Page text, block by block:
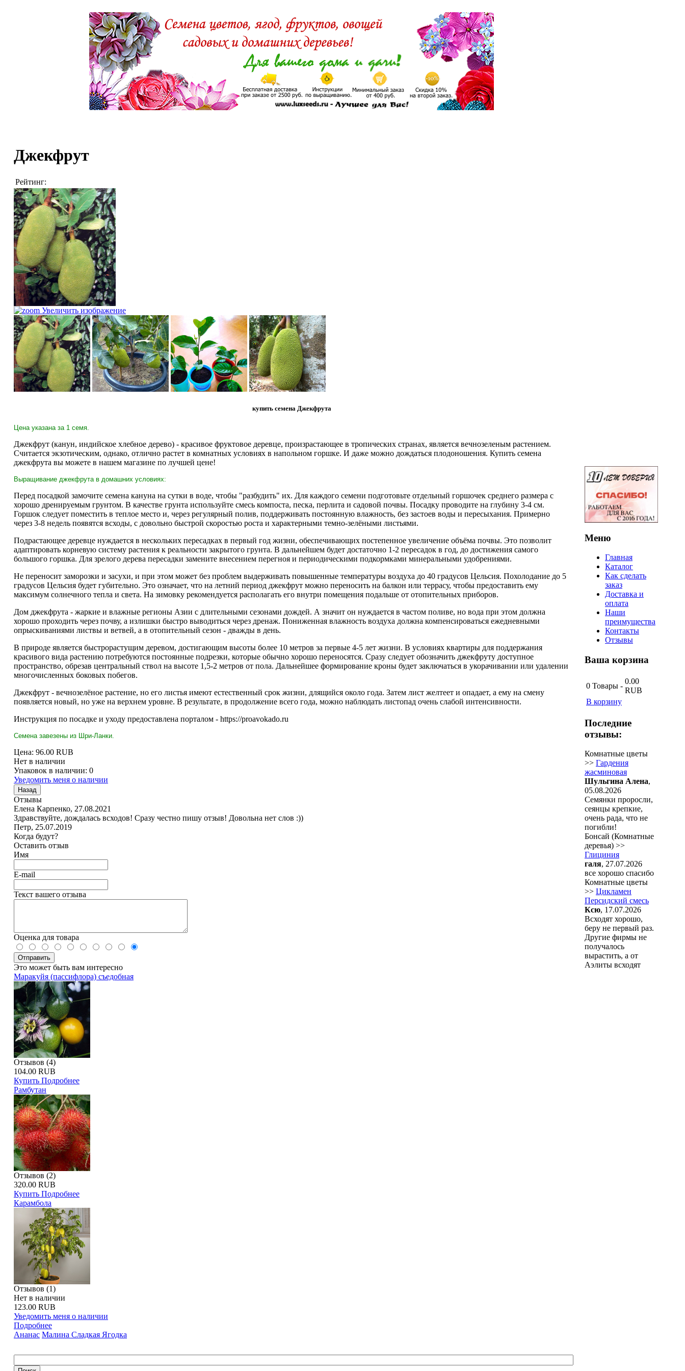
Джекфрут
Рейтинг:
Увеличить изображение
купить семена Джекфрута
Цена указана за 1 семя.
Джекфрут (канун, индийское хлебное дерево) - красивое фруктовое деревце, произрастающее в тропических странах, является вечнозеленым растением.
Считается экзотическим, однако, отлично растет в комнатных условиях в напольном горшке. И даже можно дождаться плодоношения. Купить семена
джекфрута вы можете в нашем магазине по лучшей цене!
Выращивание джекфрута в домашних условиях:
Перед посадкой замочите семена кануна на сутки в воде, чтобы "разбудить" их. Для каждого семени подготовьте отдельный горшочек среднего размера с
хорошо дренируемым грунтом. В качестве грунта используйте смесь компоста, песка, перлита и садовой почвы. Посадку проводите на глубину 3-4 см.
Горшок следует поместить в теплое место и, через регулярный полив, поддерживать постоянную влажность, без застоев воды и пересыхания. Примерно
через 3-8 недель появятся всходы, с довольно быстрой скоростью роста и характерными темно-зелёными листьями.
Подрастающее деревце нуждается в нескольких пересадках в первый год жизни, обеспечивающих постепенное увеличение объёма почвы. Это позволит
адаптировать корневую систему растения к реальности закрытого грунта. В дальнейшем будет достаточно 1-2 пересадок в год, до достижения самого
большого горшка. Для зрелого дерева пересадки замените внесением перегноя и периодическими подкормками минеральными удобрениями.
Не переносит заморозки и засухи, и при этом может без проблем выдерживать повышенные температуры воздуха до 40 градусов Цельсия. Похолодание до 5
градусов Цельсия будет губительно. Это означает, что на летний период джекфрут можно переносить на балкон или террасу, чтобы предоставить ему
максимум солнечного тепла и света. На зимовку рекомендуется располагать его внутри помещения подальше от отопительных приборов.
Дом джекфрута - жаркие и влажные регионы Азии с длительными сезонами дождей. А значит он нуждается в частом поливе, но вода при этом должна
хорошо проходить через почву, а излишки быстро выводиться через дренаж. Пониженная влажность воздуха должна компенсироваться ежедневными
опрыскиваниями листвы и ветвей, а в отопительный сезон - дважды в день.
В природе является быстрорастущим деревом, достигающим высоты более 10 метров за первые 4-5 лет жизни. В условиях квартиры для поддержания
красивого вида растению потребуются постоянные подрезки, которые обычно хорошо переносятся. Сразу следует обозначить джекфруту доступное
пространство, обрезав центральный ствол на высоте 1,5-2 метров от пола. Дальнейшее формирование кроны будет заключаться в укорачивании или удалении
многочисленных боковых побегов.
Джекфрут - вечнозелёное растение, но его листья имеют естественный срок жизни, длящийся около года. Затем лист желтеет и опадает, а ему на смену
появляется новый, но уже на верхнем уровне. В результате, в продолжение всего года, можно наблюдать листопад очень слабой интенсивности.
Инструкция по посадке и уходу предоставлена порталом - https://proavokado.ru
Семена завезены из Шри-Ланки.
Цена: 96.00 RUB
Нет в наличии
Упаковок в наличии: 0
Уведомить меня о наличии
Отзывы
Елена Карпенко, 27.08.2021
Здравствуйте, дождалась всходов! Сразу честно пишу отзыв! Довольна нет слов :))
Петр, 25.07.2019
Когда будут?
Оставить отзыв
Имя
E-mail
Текст вашего отзыва
Оценка для товара
Это может быть вам интересно
Маракуйя (пассифлора) съедобная
Отзывов (4)
104.00 RUB
Купить Подробнее
Рамбутан
Отзывов (2)
320.00 RUB
Купить Подробнее
Карамбола
Отзывов (1)
Нет в наличии
123.00 RUB
Уведомить меня о наличии
Подробнее
Ананас Малина Сладкая Ягодка
Меню
Главная
Каталог
Как сделать
заказ
Доставка и
оплата
Наши
преимущества
Контакты
Отзывы
Ваша корзина
0 Товары -
0.00
RUB
В корзину
Последние
отзывы:
Комнатные цветы
>> Гардения
жасминовая
Шульгина Алена,
05.08.2026
Семянки проросли,
сеянцы крепкие,
очень рада, что не
погибли!
Бонсай (Комнатные
деревья) >>
Глициния
галя, 27.07.2026
все хорошо спасибо
Комнатные цветы
>> Цикламен
Персидский смесь
Ксю, 17.07.2026
Всходят хорошо,
беру не первый раз.
Другие фирмы не
получалось
вырастить, а от
Аэлиты всходят